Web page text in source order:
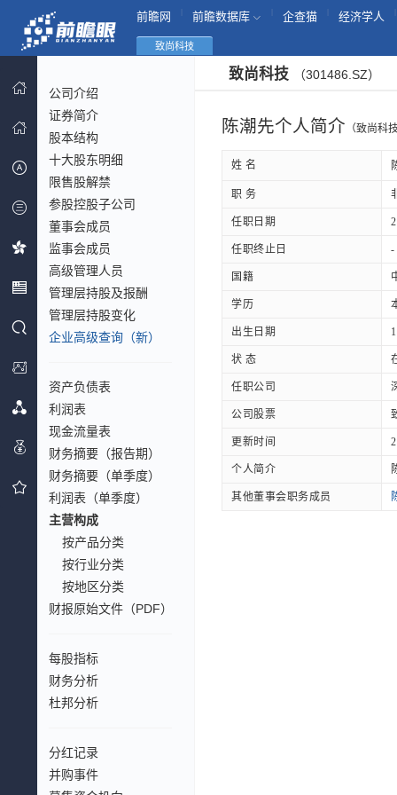
前瞻网 前瞻数据库 企查猫 经济学人
致尚科技
公司介绍
证券简介
股本结构
十大股东明细
限售股解禁
参股控股子公司
董事会成员
监事会成员
高级管理人员
管理层持股及报酬
管理层持股变化
企业高级查询（新）
资产负债表
利润表
现金流量表
财务摘要（报告期）
财务摘要（单季度）
利润表（单季度）
主营构成
按产品分类
按行业分类
按地区分类
财报原始文件（PDF）
每股指标
财务分析
杜邦分析
分红记录
并购事件
致尚科技 （301486.SZ）
陈潮先个人简介 （致尚科
姓 名
职 务
任职日期
任职终止日 -
国籍
学历
出生日期
状 态
任职公司
公司股票
更新时间
个人简介
其他董事会职务成员